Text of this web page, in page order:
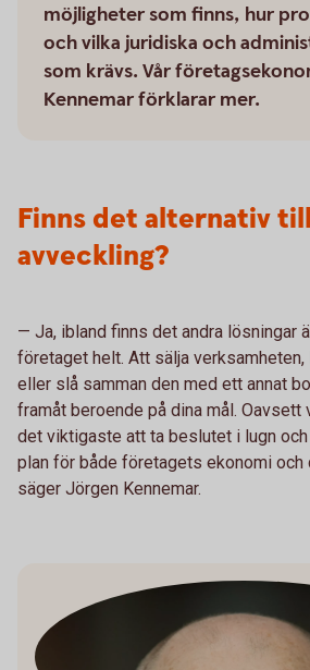
möjligheter som finns, hur
och vilka juridiska och
som krävs. Vår
Kennemar förklarar mer.
Finns det alternativ till
avveckling?
— Ja, ibland finns det andra lösningar
företaget helt. Att sälja verksamheten,
eller slå samman den med ett annat
framåt beroende på dina mål. Oavsett
det viktigaste att ta beslutet i lugn
plan för både företagets ekonomi och
säger Jörgen Kennemar.